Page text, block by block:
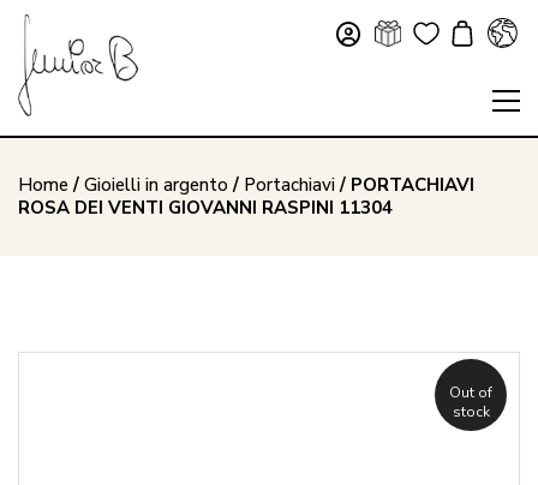
Home / Gioielli in argento / Portachiavi/ PORTACHIAVI
ROSA DEI VENTI GIOVANNI RASPINI 11304
Out of
stock